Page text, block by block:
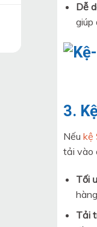
Dễ
giúp
3.
Nếu kệ
tải vào
Tối
Tải